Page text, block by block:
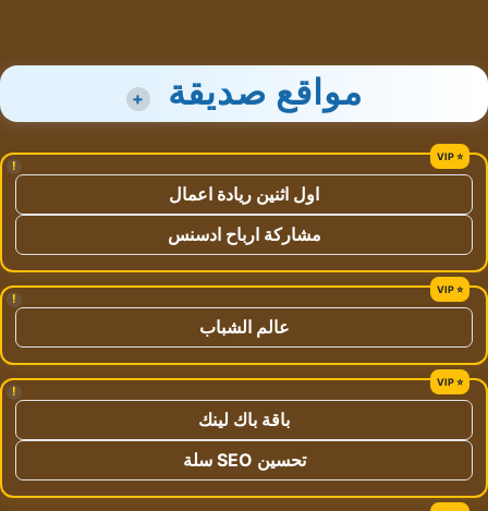
مواقع صديقة +
!
اول اثنين ريادة اعمال
مشاركة ارباح ادسنس
!
عالم الشباب
!
باقة باك لينك
تحسين SEO سلة